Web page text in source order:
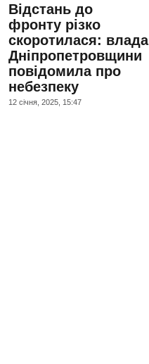
Відстань до
фронту різко
скоротилася: влада
Дніпропетровщини
повідомила про
небезпеку
12 сiчня, 2025, 15:47